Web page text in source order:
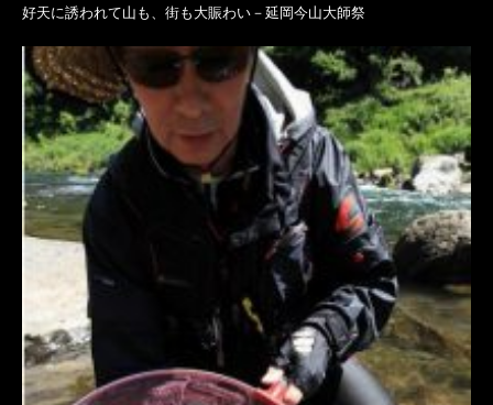
好天に誘われて山も、街も大賑わい－延岡今山大師祭